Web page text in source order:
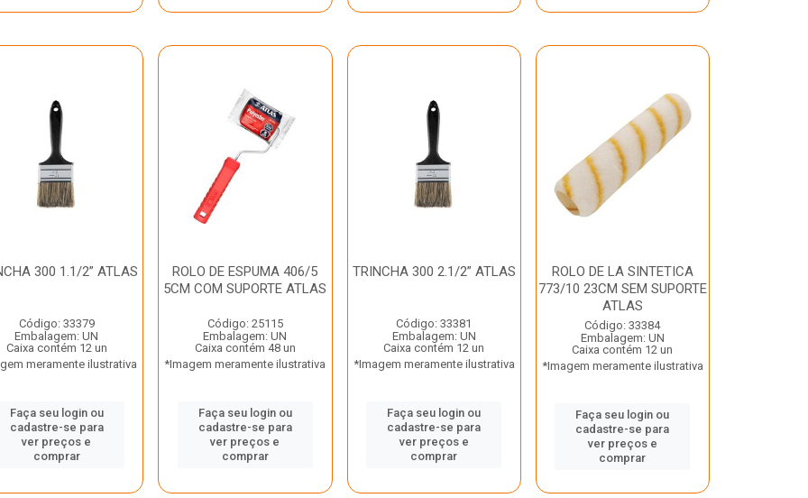
300 1.1/2” ATLAS
Código: 33379
Embalagem: UN
Caixa contém 12 un
meramente ilustrativa
Faça seu login ou
cadastre-se para
ver preços e
comprar
ROLO DE ESPUMA 406/5
5CM COM SUPORTE ATLAS
Código: 25115
Embalagem: UN
Caixa contém 48 un
*Imagem meramente ilustrativa
Faça seu login ou
cadastre-se para
ver preços e
comprar
TRINCHA 300 2.1/2” ATLAS
Código: 33381
Embalagem: UN
Caixa contém 12 un
*Imagem meramente ilustrativa
Faça seu login ou
cadastre-se para
ver preços e
comprar
ROLO DE LA SINTETICA
773/10 23CM SEM SUPORTE
ATLAS
Código: 33384
Embalagem: UN
Caixa contém 12 un
*Imagem meramente ilustrativa
Faça seu login ou
cadastre-se para
ver preços e
comprar